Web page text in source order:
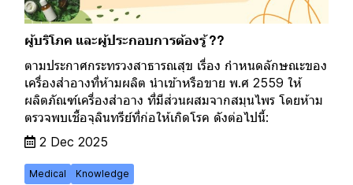
ผู้บริโภค และผู้ประกอบการต้องรู้ ??
ตามประกาศกระทรวงสาธารณสุข เรื่อง กำหนดลักษณะของ
เครื่องสำอางที่ห้ามผลิต นำเข้าหรือขาย พ.ศ 2559 ให้
ผลิตภัณฑ์เครื่องสำอาง ที่มีส่วนผสมจากสมุนไพร โดยห้าม
ตรวจพบเชื้อจุลินทรีย์ที่ก่อให้เกิดโรค ดังต่อไปนี้:
2 Dec 2025
Medical Knowledge